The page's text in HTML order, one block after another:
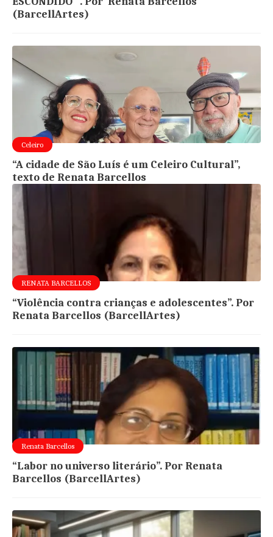
(BarcellArtes)
Celeiro
“A cidade de São Luís é um Celeiro Cultural”,
texto de Renata Barcellos
RENATA BARCELLOS
“Violência contra crianças e adolescentes”. Por
Renata Barcellos (BarcellArtes)
Renata Barcellos
“Labor no universo literário”. Por Renata
Barcellos (BarcellArtes)